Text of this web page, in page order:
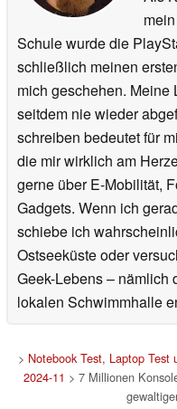
Schule wurde die
schließlich meinen
mich geschehen. Meine
seitdem nie wieder
schreiben bedeutet für
die mir wirklich am
gerne über E-Mobilität,
Gadgets. Wenn ich
schiebe ich
Ostseeküste oder
Geek-Lebens – nämlich
lokalen Schwimmhalle
> Notebook Test, Laptop Test
2024-11 > 7 Millionen